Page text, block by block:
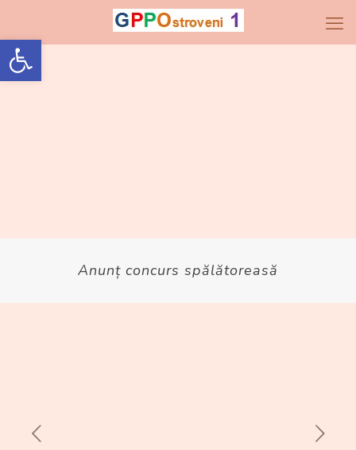
Open toolbar
Anunț concurs spălătoreasă